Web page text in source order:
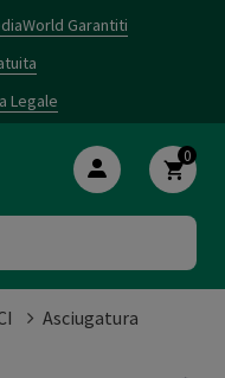
Garantiti
Legale
0
Asciugatura